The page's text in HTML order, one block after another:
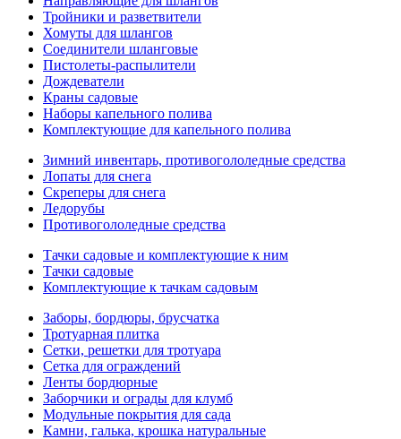
Тройники и разветвители
Хомуты для шлангов
Соединители шланговые
Пистолеты-распылители
Дождеватели
Краны садовые
Наборы капельного полива
Комплектующие для капельного полива
Зимний инвентарь, противогололедные средства
Лопаты для снега
Скреперы для снега
Ледорубы
Противогололедные средства
Тачки садовые и комплектующие к ним
Тачки садовые
Комплектующие к тачкам садовым
Заборы, бордюры, брусчатка
Тротуарная плитка
Сетки, решетки для тротуара
Сетка для ограждений
Ленты бордюрные
Заборчики и ограды для клумб
Модульные покрытия для сада
Камни, галька, крошка натуральные